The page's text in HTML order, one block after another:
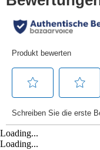
Loading...
Loading...